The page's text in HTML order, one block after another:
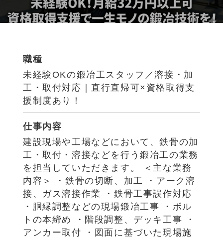
職種
未経験OKの鍛冶工スタッフ／溶接・加
工・取付対応｜直行直帰可×資格取得支
援制度あり！
仕事内容
建設現場や工場などにおいて、鉄骨の加
工・取付・溶接などを行う鍛冶工の業務
を担当していただきます。 ＜主な業務
内容＞ ・鉄骨の切断、加工 ・アーク溶
接、ガス溶接作業 ・鉄骨工事誤作対応
・胴縁調整などの現場鍛冶工事 ・ボル
トの本締め ・階段調整、デッキ工事 ・
アンカー取付 ・図面に基づいた現場施